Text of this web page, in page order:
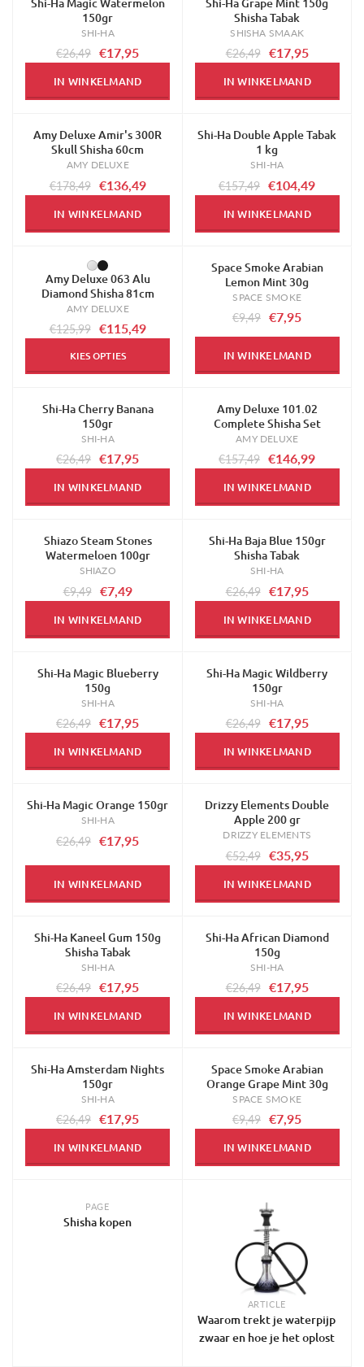
150gr
SHI-HA
€26,49 €17,95
IN WINKELMAND
Shisha Tabak
SHISHA SMAAK
€26,49 €17,95
IN WINKELMAND
-24%
Amy Deluxe Amir's 300R
Skull Shisha 60cm
AMY DELUXE
€178,49 €136,49
IN WINKELMAND
-34%
Shi-Ha Double Apple Tabak
1 kg
SHI-HA
€157,49 €104,49
IN WINKELMAND
Amy Deluxe 063 Alu
Diamond Shisha 81cm
AMY DELUXE
€125,99 €115,49
KIES OPTIES
-16%Space Smoke Arabian
Lemon Mint 30g
SPACE SMOKE
€9,49 €7,95
IN WINKELMAND
-32%Shi-Ha Cherry Banana
150gr
SHI-HA
€26,49 €17,95
IN WINKELMAND
Amy Deluxe 101.02
Complete Shisha Set
AMY DELUXE
€157,49 €146,99
IN WINKELMAND
-21%Shiazo Steam Stones
Watermeloen 100gr
SHIAZO
€9,49 €7,49
IN WINKELMAND
-32%
Shi-Ha Baja Blue 150gr
Shisha Tabak
SHI-HA
€26,49 €17,95
IN WINKELMAND
-32%
Shi-Ha Magic Blueberry
150g
SHI-HA
€26,49 €17,95
IN WINKELMAND
-32%
Shi-Ha Magic Wildberry
150gr
SHI-HA
€26,49 €17,95
IN WINKELMAND
-32%
Shi-Ha Magic Orange 150gr
SHI-HA
€26,49 €17,95
IN WINKELMAND
-32%
Drizzy Elements Double
Apple 200 gr
DRIZZY ELEMENTS
€52,49 €35,95
IN WINKELMAND
-32%
Shi-Ha Kaneel Gum 150g
Shisha Tabak
SHI-HA
€26,49 €17,95
IN WINKELMAND
-32%
Shi-Ha African Diamond
150g
SHI-HA
€26,49 €17,95
IN WINKELMAND
-32%
Shi-Ha Amsterdam Nights
150gr
SHI-HA
€26,49 €17,95
IN WINKELMAND
-16%Space Smoke Arabian
Orange Grape Mint 30g
SPACE SMOKE
€9,49 €7,95
IN WINKELMAND
PAGE
Shisha kopen
ARTICLE
Waarom trekt je waterpijp
zwaar en hoe je het oplost